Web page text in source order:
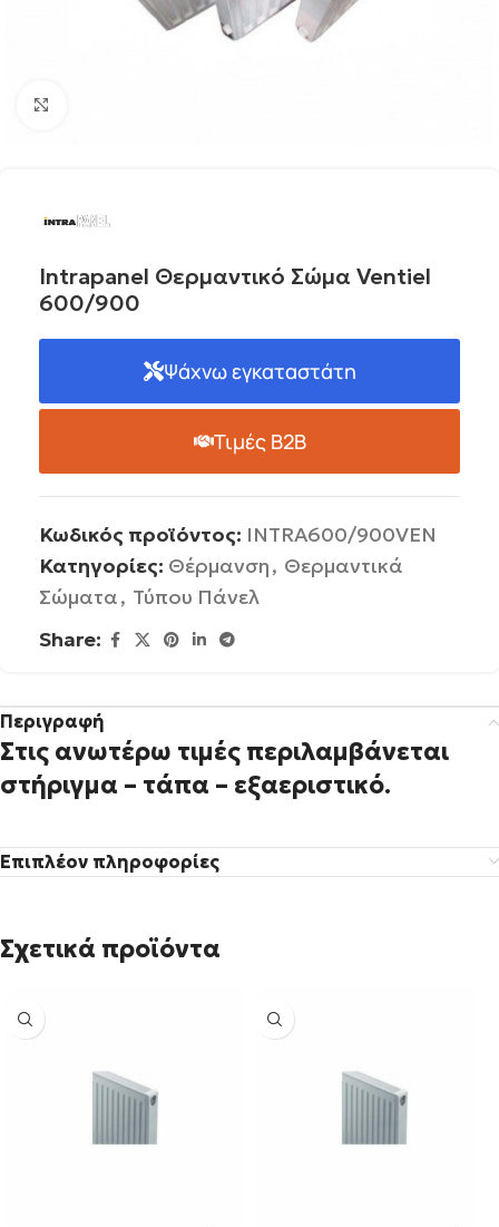
Intrapanel Θερμαντικό Σώμα Ventiel
600/900
Ψάχνω εγκαταστάτη
Τιμές B2B
Κωδικός προϊόντος: INTRA600/900VEN
Κατηγορίες: Θέρμανση, Θερμαντικά
Σώματα, Τύπου Πάνελ
Share:
Περιγραφή
Στις ανωτέρω τιμές περιλαμβάνεται
στήριγμα – τάπα – εξαεριστικό.
Επιπλέον πληροφορίες
Σχετικά προϊόντα